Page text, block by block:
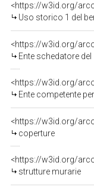
<https://w3id.org/
Uso storico 1 del
<https://w3id.org/
Ente schedatore del
Ente competente
<https://w3id.org/
coperture
strutture murarie